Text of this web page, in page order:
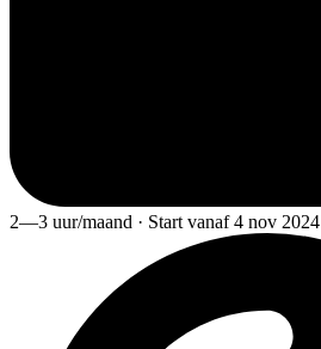
2—3 uur/maand · Start vanaf 4 nov 2024